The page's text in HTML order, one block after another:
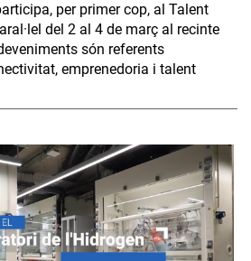
per primer cop, al Talent
del 2 al 4 de març al recinte
són referents
emprenedoria i talent